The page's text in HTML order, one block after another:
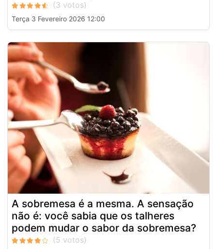
Terça 3 Fevereiro 2026 12:00
A sobremesa é a mesma. A sensação
não é: você sabia que os talheres
podem mudar o sabor da sobremesa?